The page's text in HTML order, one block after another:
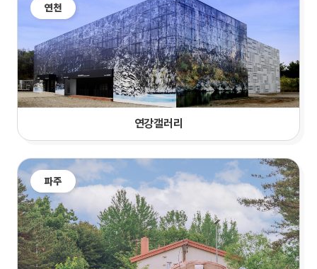
연천
연강갤러리
파주